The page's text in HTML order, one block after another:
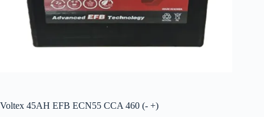
Voltex 45AH EFB ECN55 CCA 460 (- +)